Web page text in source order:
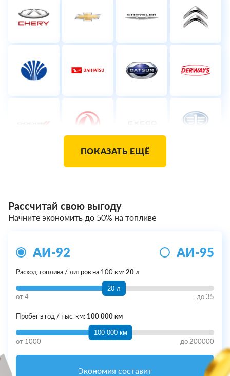
ПОКАЗАТЬ ЕЩЁ
Рассчитай свою выгоду
Начните экономить до 50% на топливе
АИ-92 АИ-95
Расход топлива / литров на 100 км:20 л
20 л
от4 до35
Пробег в год / тыс. км: 100 000 км
100 000 км
от 1000 до 200000
Экономия составит